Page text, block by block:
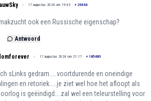
17 augustus 2024 om 19:43 + 20044
ook een Russische eigenschap?
Antwoord
17 augustus 2024 om 21:17 + 185483
sLinks gedram.....voortdurende en oneindige
en retoriek.....je ziet wel hoe het afloopt als
is geëindigd....zal wel een teleurstelling voor